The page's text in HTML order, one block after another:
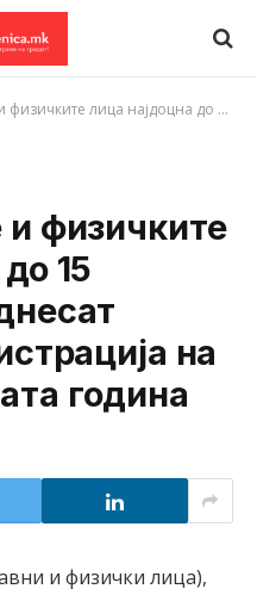
до 15 Јануари да поднесат пријава за регистрација на ДДВ од минатата година
физичките
15
на
година
и физички лица),